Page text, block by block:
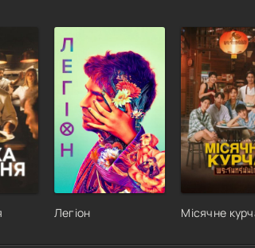
Легіон Місячне